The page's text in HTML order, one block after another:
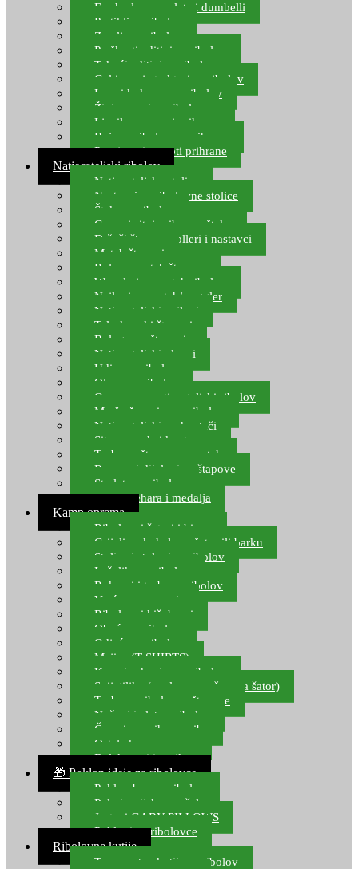
Feeder lovne pelete i dumbelli
Partikli za ribolov
Zemlja za ribolov
Praškasti aditivi za ribolov
Tekući aditivi za ribolov
Gel i sprej atraktori za ribolov
Lovni kukuruz za ribolov
Živi mamci za ribolov
Ljepilo za crve i prihranu
Boje za ribolovnu prihranu
Provjereni recepti prihrane
Natjecateljski ribolov
Natjecateljske stolice
Nastavci za ribolovne stolice
Šteke za ribolov
Gume i sitni pribor za šteku
Držači štapova rolleri i nastavci
Match štapovi
Role za match štapove
Waggleri za match ribolov
Najloni za match/waggler
Natjecateljski najloni
Teleskopski štapovi
Bolognese štapovi
Natjecateljski plovci
Udice za ribolov
Olovo za ribolov
Oprema za natjecateljski ribolov
Mreže čuvarice za ribolov
Natjecateljski podmetači
Sito, posude i kante
Torbe za štapove – match
Rezervni dijelovi za štapove
Starlete za ribolov
Izrada pehara i medalja
Kamp oprema
Ribolovni šatori i bivvy
Grijalice, kuhala za šator ili barku
Stolice i stolovi za ribolov
Ležaljke za ribolov
Ruksaci i torbe za ribolov
Vreće za spavanje
Ribolovni kišobrani
Obuća za ribolov
Odjeća za ribolov
Majice (T-SHIRTS)
Kape i rukavice za ribolov
Svijetiljke (naglavne, ručne, za šator)
Torbe za ribolovne štapove
Noževi i alat za ribolov
Čamci za prihranu ribe
Ostala kamp oprema
Dalekozori i optika
🎁 Poklon ideje za ribolovce
Poklon bon za ribolov
Polarizacijske naočale
Jastuci GABY PILLOWS
Pokloni za ribolovce
Ribolovne kutije
Transportne kutije za ribolov